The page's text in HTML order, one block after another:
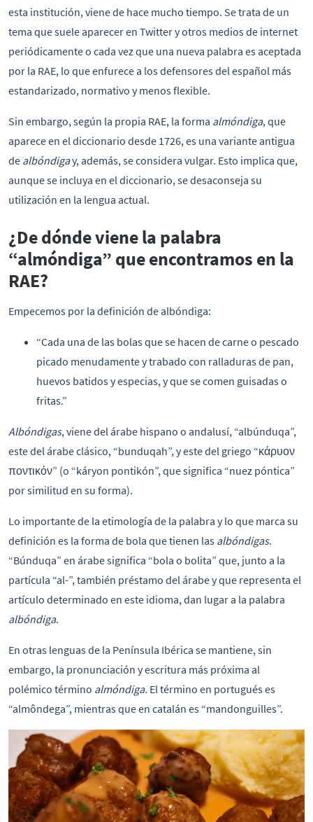
esta institución, viene de hace mucho tiempo. Se trata de un
tema que suele aparecer en Twitter y otros medios de internet
periódicamente o cada vez que una nueva palabra es aceptada
por la RAE, lo que enfurece a los defensores del español más
estandarizado, normativo y menos flexible.
Sin embargo, según la propia RAE, ​​la forma almóndiga, que
aparece en el diccionario desde 1726, es una variante antigua
de albóndigay, además, se considera vulgar. Esto implica que,
aunque se incluya en el diccionario, se desaconseja su
utilización en la lengua actual.
¿De dónde viene la palabra
“almóndiga” que encontramos en la
RAE?
Empecemos por la definición de albóndiga:
“Cada una de las bolas que se hacen de carne o pescado
picado menudamente y trabado con ralladuras de pan,
huevos batidos y especias, y que se comen guisadas o
fritas.”
Albóndigas, viene del árabe hispano o andalusí, “albúnduqa”,
este del árabe clásico, “bunduqah”, y este del griego “κάρυον
ποντικόν” (o “káryon pontikón”, que significa “nuez póntica”
por similitud en su forma).
Lo importante de la etimología de la palabra y lo que marca su
definición es la forma de bola que tienen las albóndigas.
“Búnduqa” en árabe significa “bola o bolita” que, junto a la
partícula “al-”, también préstamo del árabe y que representa el
artículo determinado en este idioma, dan lugar a la palabra
albóndiga.
En otras lenguas de la Península Ibérica se mantiene, sin
embargo, la pronunciación y escritura más próxima al
polémico término almóndiga. El término en portugués es
“almôndega”, mientras que en catalán es “mandonguilles”.